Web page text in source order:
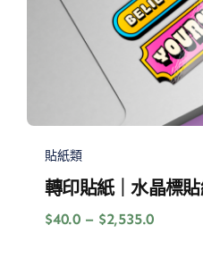
貼紙類
轉印貼紙｜水晶標
$40.0 – $2,535.0價